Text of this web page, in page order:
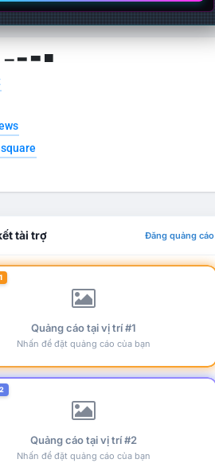
▁ ▂ ▃ ▄
tài trợ Đăng quảng cáo
Quảng cáo tại vị trí #1
Nhấn để đặt quảng cáo của bạn
Quảng cáo tại vị trí #2
Nhấn để đặt quảng cáo của bạn